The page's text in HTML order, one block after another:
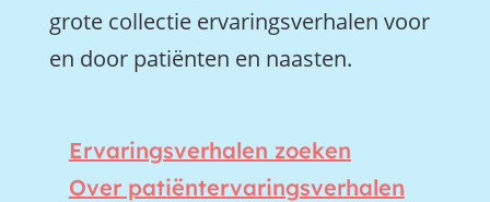
grote collectie ervaringsverhalen voor
en door patiënten en naasten.
Ervaringsverhalen zoeken
Over patiëntervaringsverhalen